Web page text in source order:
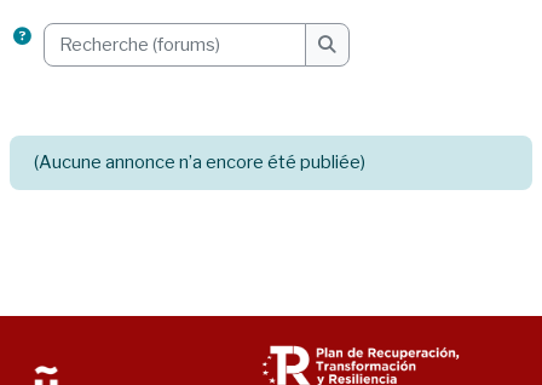
Recherche (forums)
Recherche (forums)
(Aucune annonce n’a encore été publiée)